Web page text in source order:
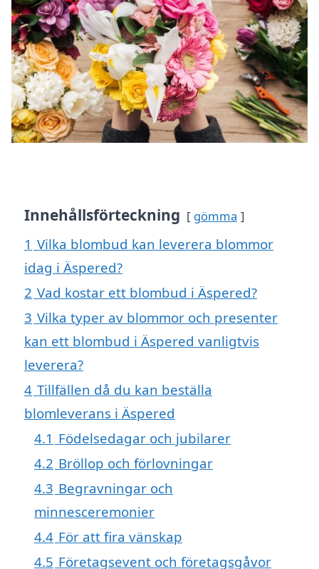
Innehållsförteckning gömma
1 Vilka blombud kan leverera blommor
idag i Äspered?
2 Vad kostar ett blombud i Äspered?
3 Vilka typer av blommor och presenter
kan ett blombud i Äspered vanligtvis
leverera?
4 Tillfällen då du kan beställa
blomleverans i Äspered
4.1 Födelsedagar och jubilarer
4.2 Bröllop och förlovningar
4.3 Begravningar och
minnesceremonier
4.4 För att fira vänskap
4.5 Företagsevent och företagsgåvor